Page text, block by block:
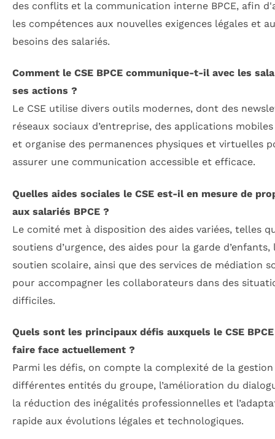
des conflits et la communication interne BPCE, afin
les compétences aux nouvelles exigences légales et
besoins des salariés.
Comment le CSE BPCE communique-t-il avec les
ses actions ?
Le CSE utilise divers outils modernes, dont des
réseaux sociaux d’entreprise, des applications mobiles
et organise des permanences physiques et virtuelles
assurer une communication accessible et efficace.
Quelles aides sociales le CSE est-il en mesure de
aux salariés BPCE ?
Le comité met à disposition des aides variées, telles
soutiens d’urgence, des aides pour la garde d’enfants,
soutien scolaire, ainsi que des services de médiation
pour accompagner les collaborateurs dans des
difficiles.
Quels sont les principaux défis auxquels le CSE
faire face actuellement ?
Parmi les défis, on compte la complexité de la gestion
différentes entités du groupe, l’amélioration du
la réduction des inégalités professionnelles et
rapide aux évolutions légales et technologiques.